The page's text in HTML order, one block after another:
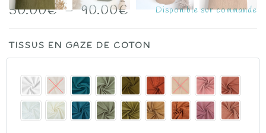
50.00€ – 90.00€ Plage
de
prix :
50.00€
à
90.00€
Disponible sur commande
TISSUS EN GAZE DE COTON